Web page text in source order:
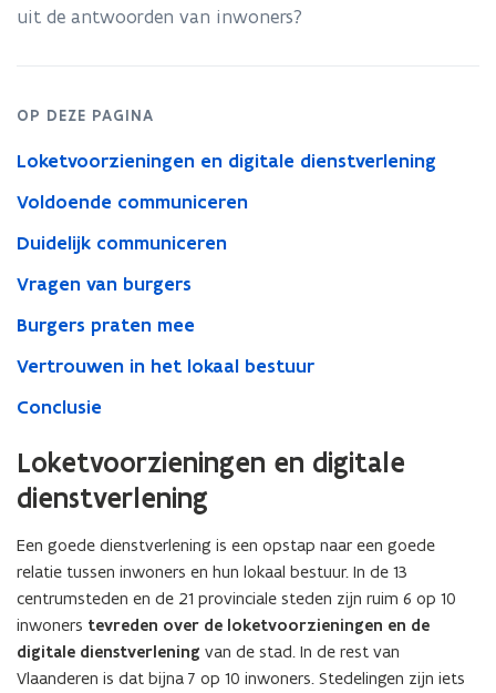
n
u
v
e
s
t
e
uit de antwoorden van inwoners?
OP DEZE PAGINA
Loketvoorzieningen en digitale dienstverlening
Voldoende communiceren
Duidelijk communiceren
Vragen van burgers
Burgers praten mee
Vertrouwen in het lokaal bestuur
Conclusie
Loketvoorzieningen en digitale
dienstverlening
Een goede dienstverlening is een opstap naar een goede
relatie tussen inwoners en hun lokaal bestuur. In de 13
centrumsteden en de 21 provinciale steden zijn ruim 6 op 10
inwoners tevreden over de loketvoorzieningen en de
digitale dienstverlening van de stad. In de rest van
Vlaanderen is dat bijna 7 op 10 inwoners. Stedelingen zijn iets